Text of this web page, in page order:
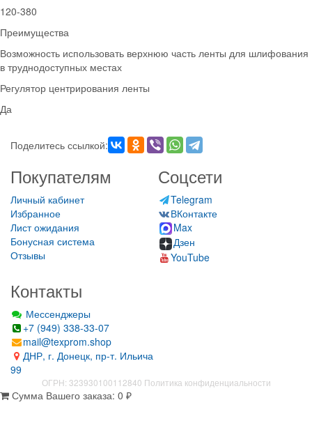
120-380
Преимущества
Возможность использовать верхнюю часть ленты для шлифования
в труднодоступных местах
Регулятор центрирования ленты
Да
Поделитесь ссылкой:
Покупателям
Личный кабинет
Избранное
Лист ожидания
Бонусная система
Отзывы
Соцсети
Telegram
ВКонтакте
Max
Дзен
YouTube
Контакты
Мессенджеры
+7 (949) 338-33-07
mail@texprom.shop
ДНР, г. Донецк, пр-т. Ильича
99
ОГРН: 323930100112840 Политика конфиденциальности
Сумма Вашего заказа: 0 ₽